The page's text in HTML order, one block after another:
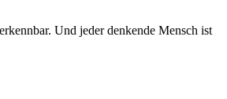
Und jeder denkende Mensch ist